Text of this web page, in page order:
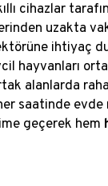
cihazlar
uzakta
ihtiyaç
hayvanları
alanlarda
saatinde evde
geçerek hem